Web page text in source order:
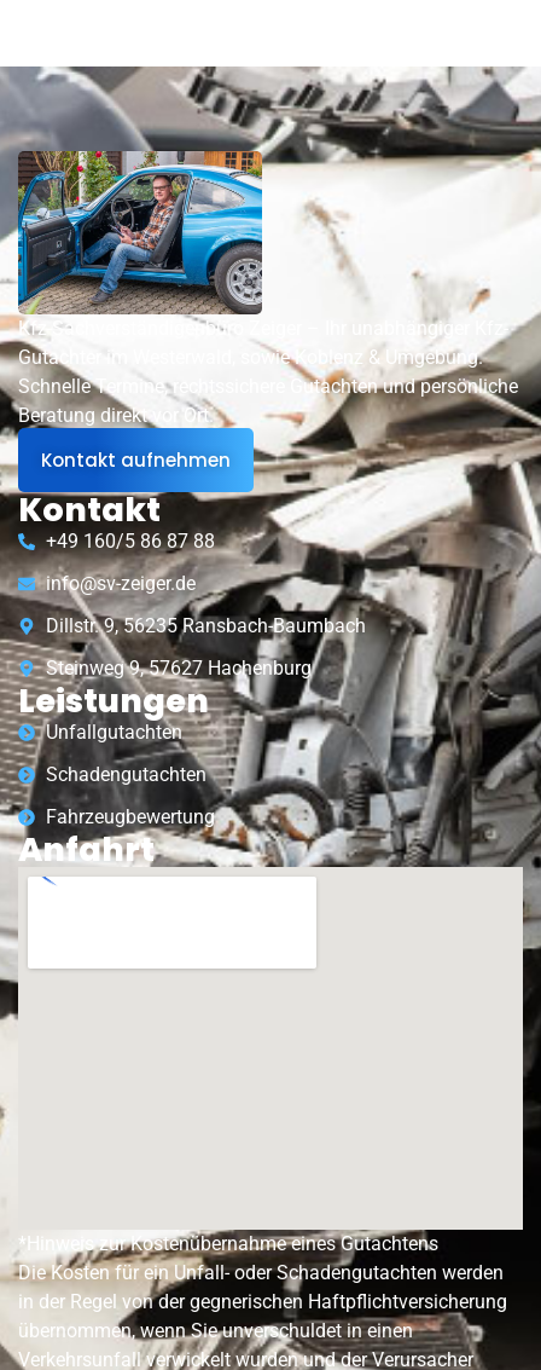
Kfz-Sachverständigenbüro Zeiger – Ihr unabhängiger Kfz-
Gutachter im Westerwald, sowie Koblenz & Umgebung.
Schnelle Termine, rechtssichere Gutachten und persönliche
Beratung direkt vor Ort.
Kontakt aufnehmen
Kontakt
+49 160/5 86 87 88
info@sv-zeiger.de
Dillstr. 9, 56235 Ransbach-Baumbach
Steinweg 9, 57627 Hachenburg
Leistungen
Unfallgutachten
Schadengutachten
Fahrzeugbewertung
Anfahrt
*Hinweis zur Kostenübernahme eines Gutachtens
Die Kosten für ein Unfall- oder Schadengutachten werden
in der Regel von der gegnerischen Haftpflichtversicherung
übernommen, wenn Sie unverschuldet in einen
Verkehrsunfall verwickelt wurden und der Verursacher